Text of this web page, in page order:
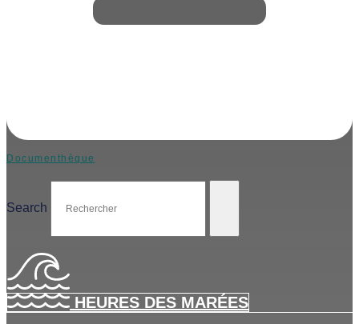
Documenthèque
Search
HEURES DES MARÉES